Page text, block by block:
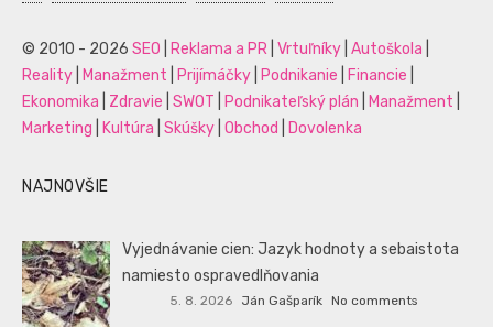
© 2010 - 2026 SEO Reklama a PR Vrtuľníky Autoškola
Reality
Manažment Prijímáčky Podnikanie Financie
Ekonomika
Zdravie SWOT Podnikateľský plán Manažment
Marketing
Kultúra Skúšky Obchod Dovolenka
NAJNOVŠIE
Vyjednávanie cien: Jazyk hodnoty a sebaistota
namiesto ospravedlňovania
5. 8. 2026 Ján Gašparík No comments